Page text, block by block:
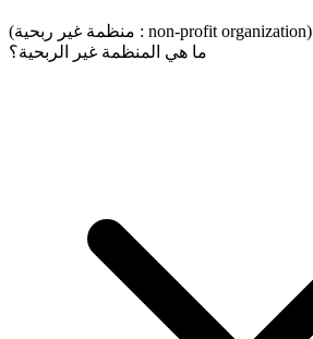
(منظمة غير ربحية : non-profit organization)
ما هي المنظمة غير الربحية؟